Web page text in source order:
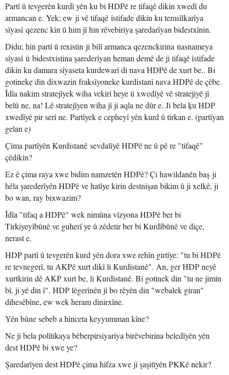
Partî û tevgerên kurdî yên ku bi HDPê re tifaqê dikin xwedî du
armancan e. Yek; ew ji vê tifaqê îstifade dikin ku temsîlkarîya
sîyasî qezenc kin û him jî hin rêvebiriya şaredarîyan bidestxînin.
Didu; hin partî û rexistin ji bilî armanca qezenckirina nasnameya
sîyasî û bidestxistina şarederîyan heman demê de ji tifaqê îstifade
dikin ku damara sîyaseta kurdewarî di nava HDPê de xurt be.. Bi
gotineke din dixwazin fraksîyoneke kurdistanî nava HDPê de çêbe.
Îdîa nakim stratejîyek wiha vekirî heye û xwedîyê vê stratejiyê jî
belû ne, na! Lê stratejîyen wiha jî ji aqla ne dûr e. Ji bela ķu HDP
xwedîyê pir serî ne. Partîyek e cepheyî yên kurd û tirkan e. (partîyan
gelan e)
Çima partîyên Kurdistanê sevdalîyê HDPê ne û pê re "tifaqê"
çêdikin?
Ez ê çima raya xwe bidim namzetên HDPê? Çi hawildanên baş ji
hêla şarederîyên HDPê ve hatîye kirin destnişan bikim û ji xelkê, ji
bo wan, ray bixwazim?
Îdîa "tifaq a HDPê" wek nimûna vîzyona HDPê ber bi
Tirkiyeyîbûnê ve guherî ye û zêdetir ber bi Kurdîbûnê ve diçe,
nerast e.
HDP partî û tevgerên kurd yên dora xwe rehîn girtîye: "tu bi HDPê
re tevnegerî, tu AKPê xurt dikî li Kurdistanê". An, ger HDP neyê
xurtkirin dê AKP xurt be, li Kurdistanê. Bi gotinek din "tu ne jimin
bî, ji yê din î". HDP lêgerînên ji bo rêyên din "webalek giran"
dihesêbîne, ew wek heram dinirxîne.
Yên bûne sebeb a hinceta keyyumman kîne?
Ne ji bela polîtikaya bêberpirsiyariya birêvebirina beledîyên yên
dest HDPê bi xwe ye?
Şaredarîyen dest HDPê çima hifza xwe ji şaşitîyên PKKê nekir?